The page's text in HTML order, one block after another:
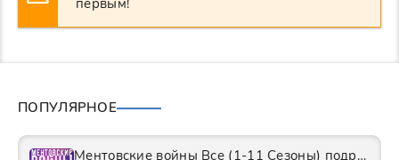
первым!
ПОПУЛЯРНОЕ
Ментовские войны Все (1-11 Сезоны) подряд Сериал